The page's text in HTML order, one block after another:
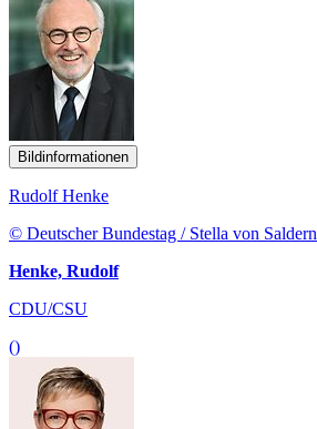
Bildinformationen
Rudolf Henke
© Deutscher Bundestag / Stella von Saldern
Henke, Rudolf
CDU/CSU
()